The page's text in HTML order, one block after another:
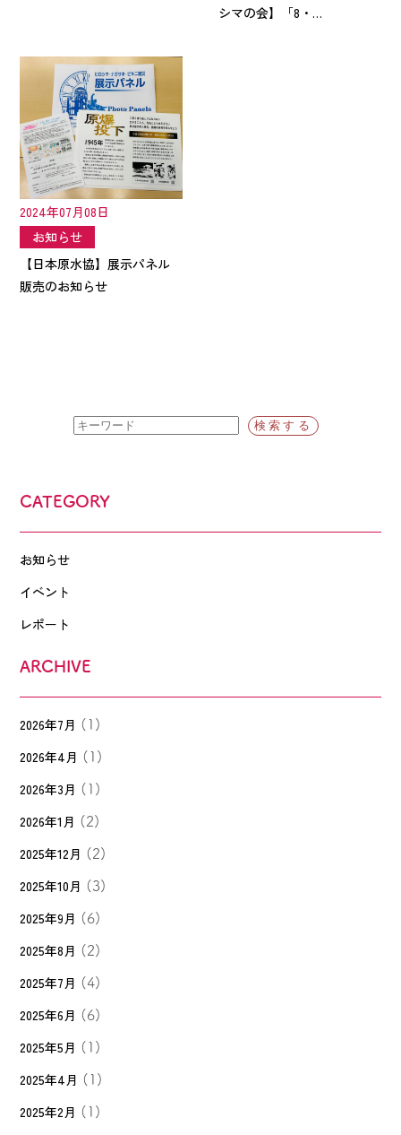
シマの会】「8・…
2024年07月08日
お知らせ
【日本原水協】展示パネル
販売のお知らせ
CATEGORY
お知らせ
イベント
レポート
ARCHIVE
2026年7月 (1)
2026年4月 (1)
2026年3月 (1)
2026年1月 (2)
2025年12月 (2)
2025年10月 (3)
2025年9月 (6)
2025年8月 (2)
2025年7月 (4)
2025年6月 (6)
2025年5月 (1)
2025年4月 (1)
2025年2月 (1)